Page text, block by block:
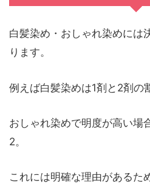
白髪染め・おしゃれ染めには
ります。
例えば白髪染めは1剤と2剤の
おしゃれ染めで明度が高い場
2。
これには明確な理由があるた